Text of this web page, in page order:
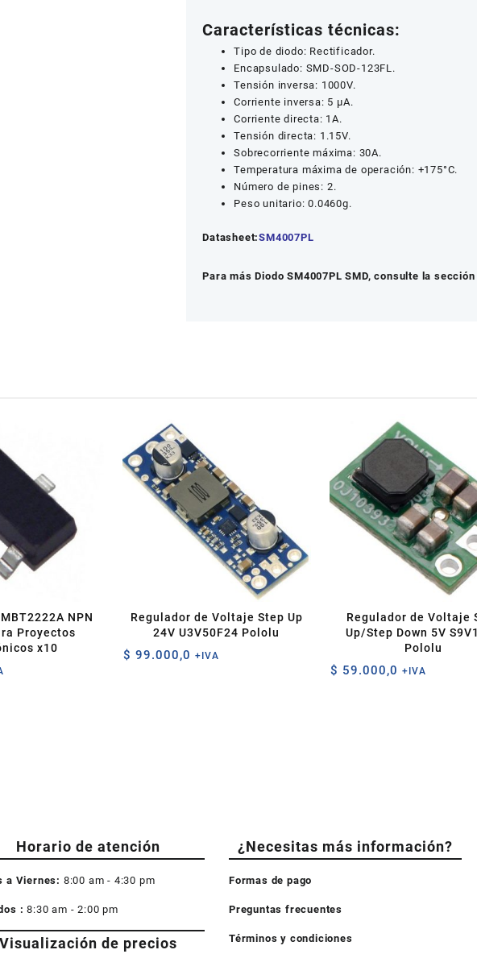
Características técnicas:
Tipo de diodo: Rectificador.
Encapsulado: SMD-SOD-123FL.
Tensión inversa: 1000V.
Corriente inversa: 5 μA.
Corriente directa: 1A.
Tensión directa: 1.15V.
Sobrecorriente máxima: 30A.
Temperatura máxima de operación: +175°C.
Número de pines: 2.
Peso unitario: 0.0460g.
Datasheet:SM4007PL
Para más Diodo SM4007PL SMD, consulte la sección
NPN
Proyectos
x10
Regulador de Voltaje Step Up
24V U3V50F24 Pololu
$ 99.000,0 +IVA
Regulador de Voltaje
Up/Step Down 5V
Pololu
$ 59.000,0 +IVA
Horario de atención
a Viernes: 8:00 am - 4:30 pm
:8:30 am - 2:00 pm
Visualización de precios
¿Necesitas más información?
Formas de pago
Preguntas frecuentes
Términos y condiciones